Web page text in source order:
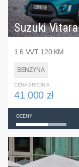
Suzuki Vitara
1.6 VVT 120 KM
BENZYNA
CENA ŚREDNIA
41 000 zł
OCENY